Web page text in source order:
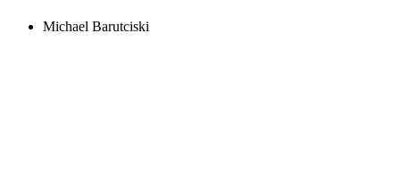
Michael Barutciski